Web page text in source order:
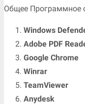
Общее Программное
Windows
Adobe PDF
Google Chrome
Winrar
TeamViewer
Anydesk